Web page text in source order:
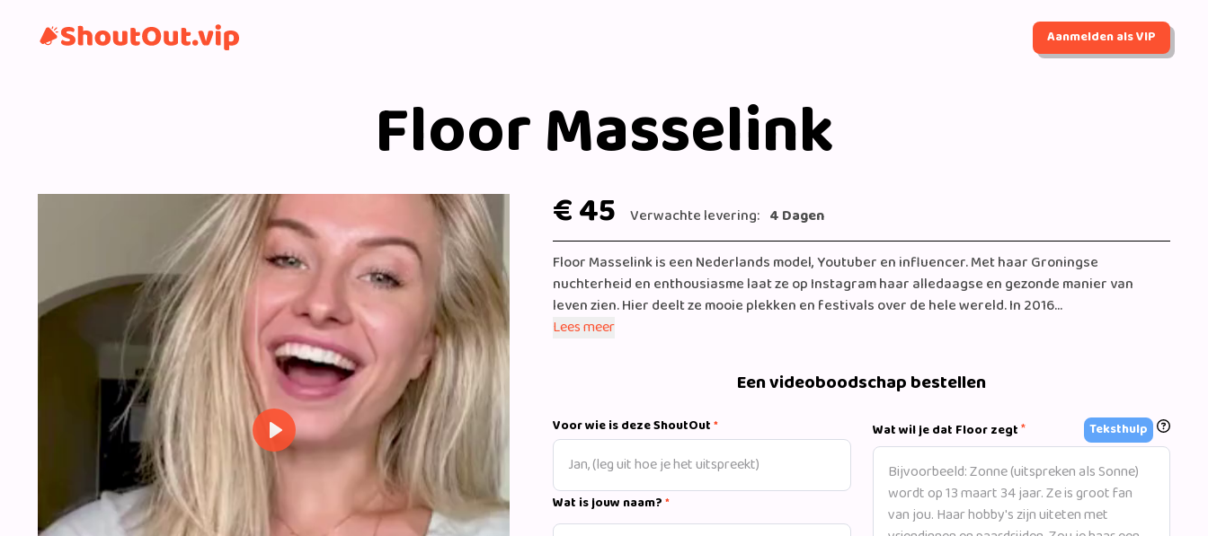
Aanmelden als VIP
Floor Masselink
Play
€ 45 Verwachte levering: 4 Dagen
Floor Masselink is een Nederlands model, Youtuber en influencer. Met haar Groningse
nuchterheid en enthousiasme laat ze op Instagram haar alledaagse en gezonde manier van
leven zien. Hier deelt ze mooie plekken en festivals over de hele wereld. In 2016
vertegenwoordigde ze Nederland in Las Vegas tijdens Miss Grand International. In 2018 won ze
Lees meer
Een videoboodschap bestellen
Voor wie is deze ShoutOut*
Wat is jouw naam?*
Wat wil je dat Floor zegt* Teksthulp